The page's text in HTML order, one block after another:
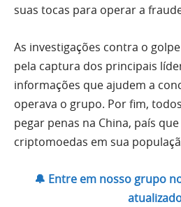
suas tocas para operar a
As investigações contra o
pela captura dos principais
informações que ajudem a
operava o grupo. Por fim,
pegar penas na China, país
criptomoedas em sua
🔔 Entre em nosso grupo